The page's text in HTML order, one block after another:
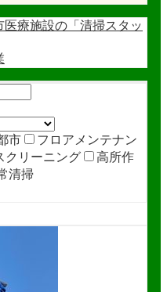
医療施設の「清掃スタッ
市
フロアメンテナン
クリーニング
高所作
清掃